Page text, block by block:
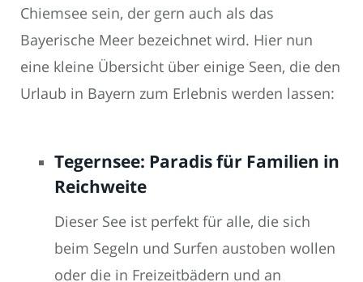
Chiemsee sein, der gern auch als das
Bayerische Meer bezeichnet wird. Hier nun
eine kleine Übersicht über einige Seen, die den
Urlaub in Bayern zum Erlebnis werden lassen:
Tegernsee: Paradis für Familien in
Reichweite
Dieser See ist perfekt für alle, die sich
beim Segeln und Surfen austoben wollen
oder die in Freizeitbädern und an